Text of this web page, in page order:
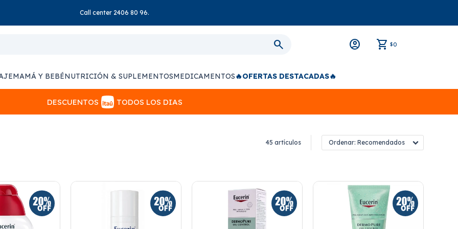
Call center 2406 80 96.
$0
MAMÁ Y BEBÉNUTRICIÓN & SUPLEMENTOSMEDICAMENTOS🔥OFERTAS DESTACADAS🔥
DESCUENTOS TODOS LOS DIAS
45 artículos Recomendados